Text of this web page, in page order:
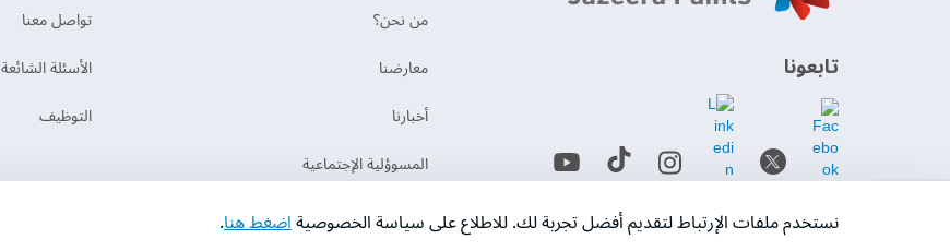
‫تابعونا‬
حمل التطبيق
من نحن؟
‫معارضنا‬
‫أخبارنا‬
المسوؤلية الإجتماعية
تواصل معنا
الأسئلة الشائعة
التوظيف
نستخدم ملفات الإرتباط لتقديم أفضل تجربة لك. للاطلاع على سياسة الخصوصيةاضغط هنا.